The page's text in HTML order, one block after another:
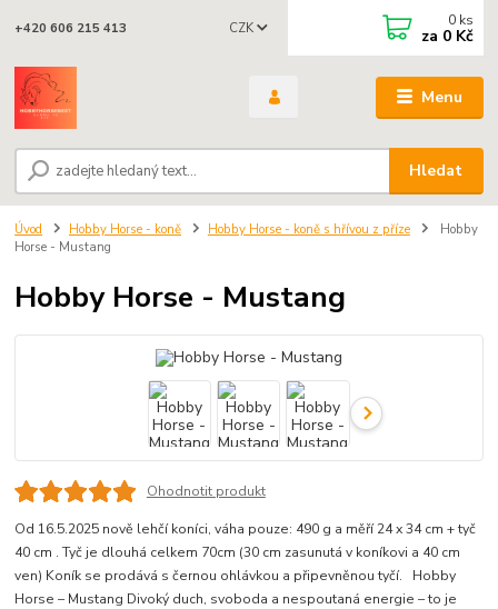
Menu
CZK
Hledat
+420 606 215 413 0 ks
za 0 Kč
Úvod Hobby Horse - koně Hobby Horse - koně s hřívou z příze
Hobby
Horse - Mustang
Hobby Horse - Mustang
Ohodnotit produkt
Od 16.5.2025 nově lehčí koníci, váha pouze: 490 g a měří 24 x 34 cm + tyč
40 cm . Tyč je dlouhá celkem 70cm (30 cm zasunutá v koníkovi a 40 cm
ven) Koník se prodává s černou ohlávkou a připevněnou tyčí. Hobby
Horse – Mustang Divoký duch, svoboda a nespoutaná energie – to je